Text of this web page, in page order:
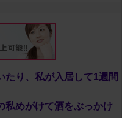
たり、私が入居して1週間
私めがけて酒をぶっかけ